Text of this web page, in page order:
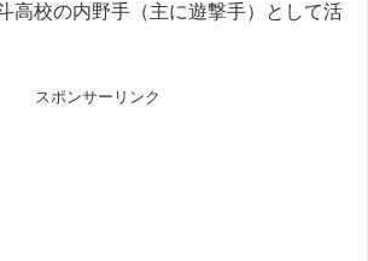
高校の内野手（主に遊撃手）として活
スポンサーリンク